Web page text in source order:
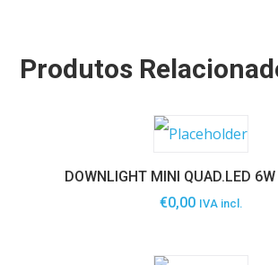
Produtos
DOWNLIGHT MINI QUAD.LED
€0,00 IVA incl.